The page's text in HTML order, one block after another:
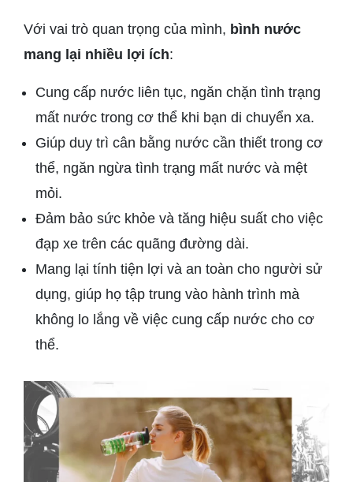
Với vai trò quan trọng của mình, bình nước
mang lại nhiều lợi ích:
Cung cấp nước liên tục, ngăn chặn tình trạng
mất nước trong cơ thể khi bạn di chuyển xa.
Giúp duy trì cân bằng nước cần thiết trong cơ
thể, ngăn ngừa tình trạng mất nước và mệt
mỏi.
Đảm bảo sức khỏe và tăng hiệu suất cho việc
đạp xe trên các quãng đường dài.
Mang lại tính tiện lợi và an toàn cho người sử
dụng, giúp họ tập trung vào hành trình mà
không lo lắng về việc cung cấp nước cho cơ
thể.